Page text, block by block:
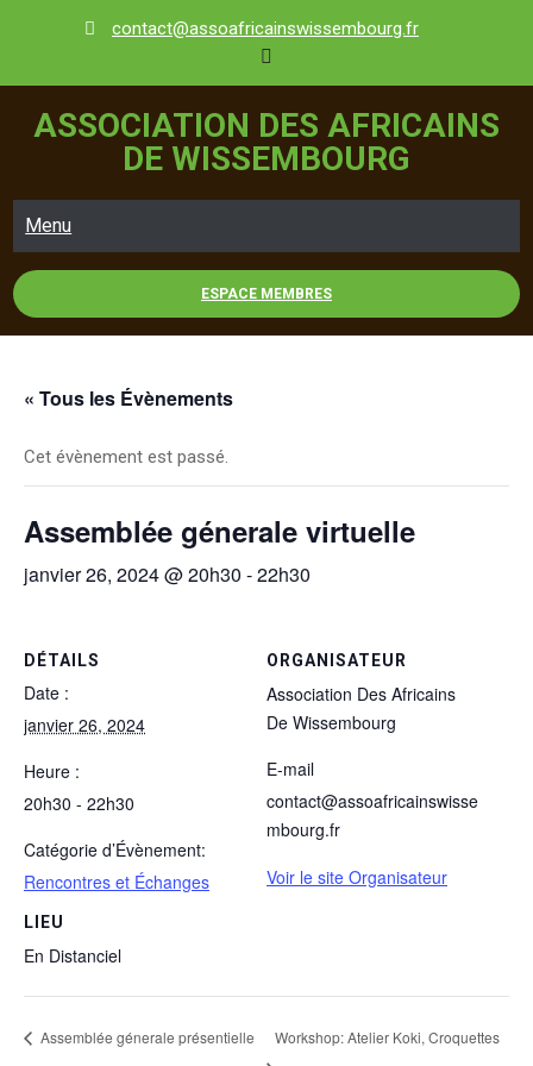
contact@assoafricainswissembourg.fr
ASSOCIATION DES AFRICAINS
DE WISSEMBOURG
Menu
ESPACE MEMBRES
« Tous les Évènements
Cet évènement est passé.
Assemblée génerale virtuelle
janvier 26, 2024 @ 20h30 -22h30
DÉTAILS
Date :
janvier 26, 2024
Heure :
20h30 - 22h30
Catégorie d’Évènement:
Rencontres et Échanges
LIEU
En Distanciel
ORGANISATEUR
Association Des Africains
De Wissembourg
E-mail
contact@assoafricainswisse
mbourg.fr
Voir le site Organisateur
Assemblée génerale présentielle Workshop: Atelier Koki, Croquettes